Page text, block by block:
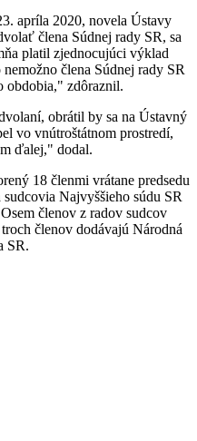
apríla 2020, novela Ústavy
člena Súdnej rady SR, sa
platil zjednocujúci výklad
člena Súdnej rady SR
obdobia," zdôraznil.
obrátil by sa na Ústavný
vo vnútroštátnom prostredí,
ďalej," dodal.
18 členmi vrátane predsedu
sudcovia Najvyššieho súdu SR
členov z radov sudcov
členov dodávajú Národná
SR.